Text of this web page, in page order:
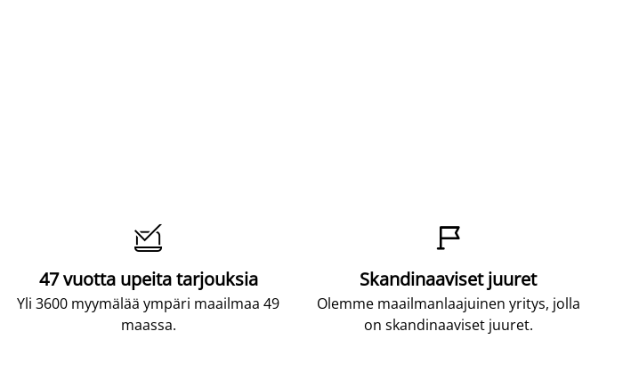

47 vuotta upeita tarjouksia
Yli 3600 myymälää ympäri maailmaa 49
maassa.

Skandinaaviset juuret
Olemme maailmanlaajuinen yritys, jolla
on skandinaaviset juuret.